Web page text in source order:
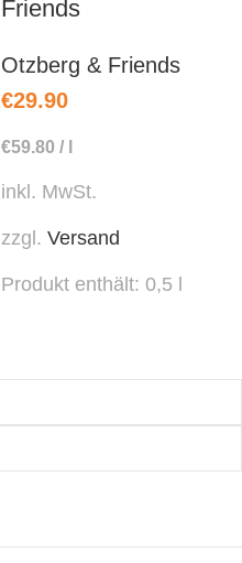
Friends
Otzberg & Friends
€29.90
€59.80 /
inkl. MwSt.
zzgl. Versand
Produkt enthält: 0,5